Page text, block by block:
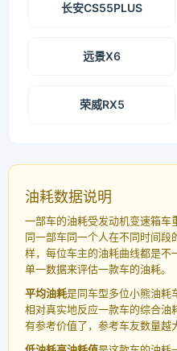
长安CS55PLUS
远景X6
荣威RX5
油耗数据说明
一部车的油耗受发动机变速箱车
同一部车同一个人在不同时间
样，每位车主的油耗曲线都是不
单一数据来评估一款车的油耗。
平均油耗是同车型多位小熊油耗
相对真实地反应一款车的综合油
有参考价值了，参考车友数量越